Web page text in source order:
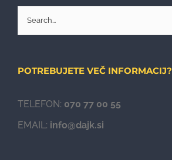
Search
for:
POTREBUJETE VEČ INFORMACIJ?
TELEFON: 070 77 00 55
EMAIL: info@dajk.si